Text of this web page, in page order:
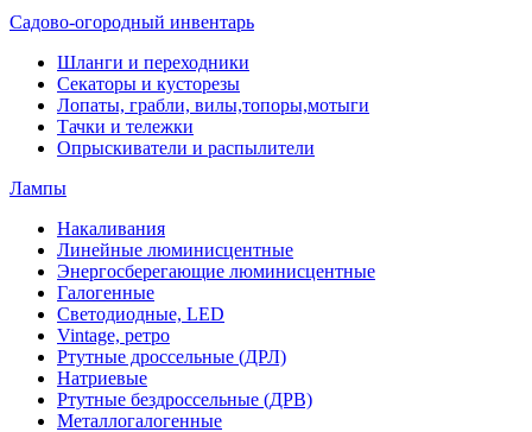
Садово-огородный инвентарь
Шланги и переходники
Секаторы и кусторезы
Лопаты, грабли, вилы,топоры,мотыги
Тачки и тележки
Опрыскиватели и распылители
Лампы
Накаливания
Линейные люминисцентные
Энергосберегающие люминисцентные
Галогенные
Светодиодные, LED
Vintage, ретро
Ртутные дроссельные (ДРЛ)
Натриевые
Ртутные бездроссельные (ДРВ)
Металлогалогенные